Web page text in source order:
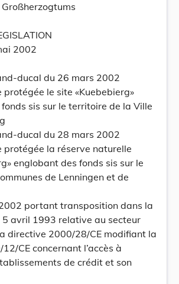
2002
ducal du 26 mars 2002
le site «Kuebebierg»
sis sur le territoire de la Ville
ducal du 28 mars 2002
protégée la réserve naturelle
englobant des fonds sis sur le
de Lenningen et de
portant transposition dans la
5 avril 1993 relative au secteur
directive 2000/28/CE modifiant la
CE concernant l’accès à
de crédit et son